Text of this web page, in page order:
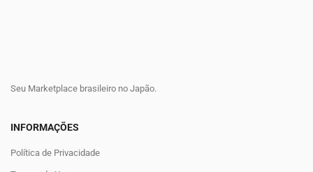
Seu Marketplace brasileiro no Japão.
INFORMAÇÕES
Política de Privacidade